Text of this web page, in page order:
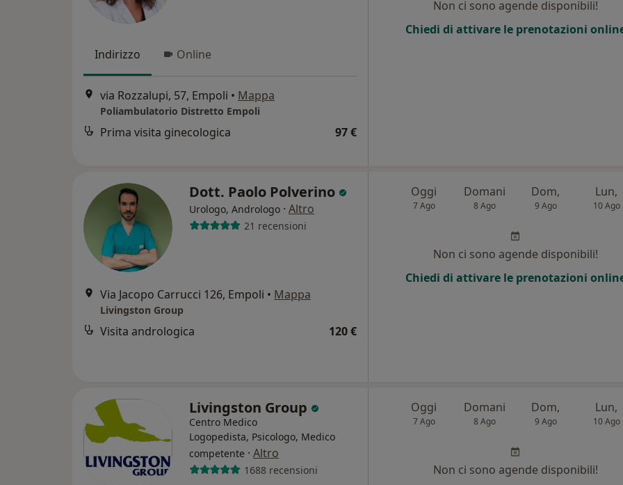
Indirizzo Online
via Rozzalupi, 57, Empoli • Mappa
Poliambulatorio Distretto Empoli
Prima visita ginecologica 97 €
Non ci sono agende disponibili!
Chiedi di attivare le prenotazioni
Dott. Paolo Polverino
Urologo, Andrologo · Altro
21 recensioni
Via Jacopo Carrucci 126, Empoli • Mappa
Livingston Group
Visita andrologica 120 €
Oggi
7 Ago
Domani
8 Ago
Dom,
9 Ago
Lun,
10 Ago
Non ci sono agende disponibili!
Chiedi di attivare le prenotazioni
Livingston Group
Centro Medico
Logopedista, Psicologo, Medico
competente · Altro
1688 recensioni
Oggi
7 Ago
Domani
8 Ago
Dom,
9 Ago
Lun,
10 Ago
Non ci sono agende disponibili!